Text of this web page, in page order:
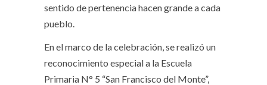
sentido de pertenencia hacen grande a cada
pueblo.
En el marco de la celebración, se realizó un
reconocimiento especial a la Escuela
Primaria N° 5 “San Francisco del Monte”,